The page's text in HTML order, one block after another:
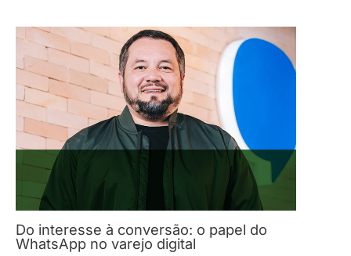
Do interesse à conversão: o papel do
WhatsApp no varejo digital